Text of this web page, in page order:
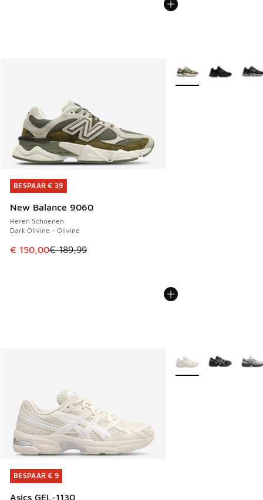
BESPAAR € 39
New Balance 9060
Heren Schoenen
Dark Olivine - Olivine
Dit artikel is in de uitverkoop. Dit artikel is in de
€ 150,00€ 189,99
BESPAAR € 39
Meer kleuren
BESPAAR € 9
Asics GEL-1130
BESPAAR € 9
Meer kleuren